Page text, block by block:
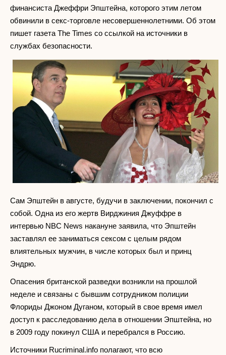
финансиста Джеффри Эпштейна, которого этим летом
обвинили в секс-торговле несовершеннолетними. Об этом
пишет газета The Times со ссылкой на источники в
службах безопасности.
Сам Эпштейн в августе, будучи в заключении, покончил с
собой. Одна из его жертв Вирджиния Джуффре в
интервью NBC News накануне заявила, что Эпштейн
заставлял ее заниматься сексом с целым рядом
влиятельных мужчин, в числе которых был и принц
Эндрю.
Опасения британской разведки возникли на прошлой
неделе и связаны с бывшим сотрудником полиции
Флориды Джоном Дуганом, который в свое время имел
доступ к расследованию дела в отношении Эпштейна, но
в 2009 году покинул США и перебрался в Россию.
Источники Rucriminal.info полагают, что всю